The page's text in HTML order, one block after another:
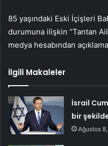
85 yaşındaki Eski İçişleri
durumuna ilişkin “Tantan
medya hesabından açıklama
İlgili Makaleler
İsrail
bir
Ağustos